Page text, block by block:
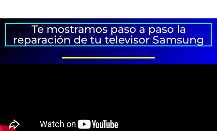
Te mostramos paso a paso la
reparación de tu televisor Samsung